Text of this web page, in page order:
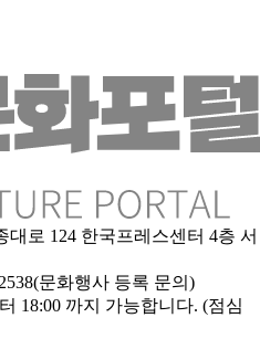
대로 124 한국프레스센터 4층 서
문화행사 등록 문의)
18:00 까지 가능합니다. (점심